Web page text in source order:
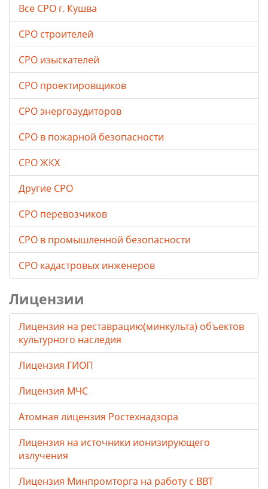
Все СРО г. Кушва
СРО строителей
СРО изыскателей
СРО проектировщиков
СРО энергоаудиторов
СРО в пожарной безопасности
СРО ЖКХ
Другие СРО
СРО перевозчиков
СРО в промышленной безопасности
СРО кадастровых инженеров
Лицензии
Лицензия на реставрацию(минкульта) объектов
культурного наследия
Лицензия ГИОП
Лицензия МЧС
Атомная лицензия Ростехнадзора
Лицензия на источники ионизирующего
излучения
Лицензия Минпромторга на работу с ВВТ